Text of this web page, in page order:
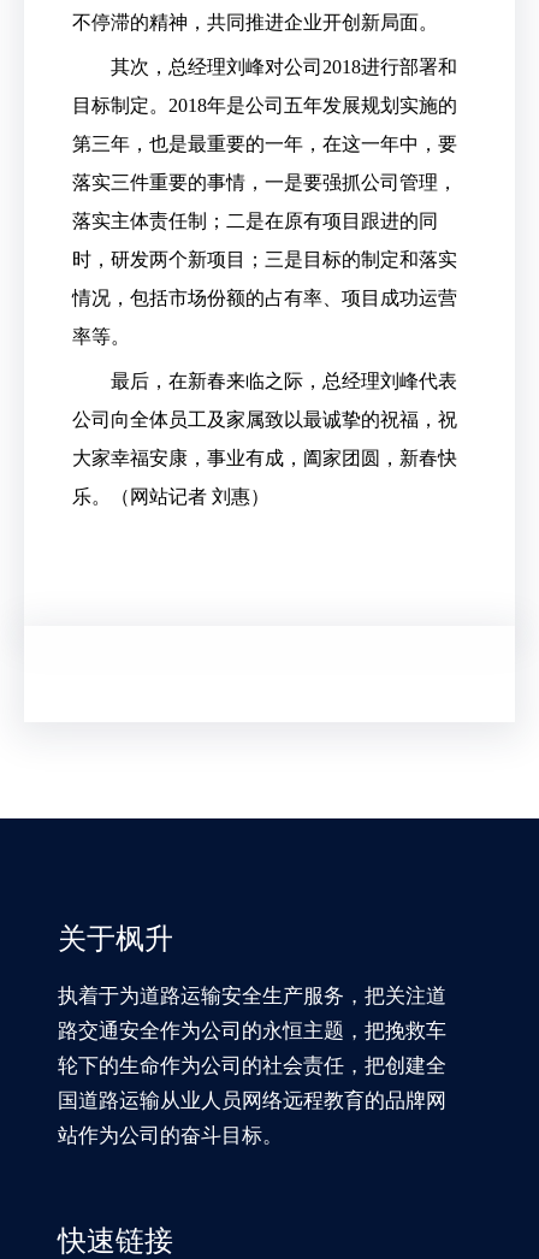
不停滞的精神，共同推进企业开创新局面。
其次，总经理刘峰对公司2018进行部署和
目标制定。2018年是公司五年发展规划实施的
第三年，也是最重要的一年，在这一年中，要
落实三件重要的事情，一是要强抓公司管理，
落实主体责任制；二是在原有项目跟进的同
时，研发两个新项目；三是目标的制定和落实
情况，包括市场份额的占有率、项目成功运营
率等。
最后，在新春来临之际，总经理刘峰代表
公司向全体员工及家属致以最诚挚的祝福，祝
大家幸福安康，事业有成，阖家团圆，新春快
乐。（网站记者 刘惠）
关于枫升
执着于为道路运输安全生产服务，把关注道
路交通安全作为公司的永恒主题，把挽救车
轮下的生命作为公司的社会责任，把创建全
国道路运输从业人员网络远程教育的品牌网
站作为公司的奋斗目标。
快速链接